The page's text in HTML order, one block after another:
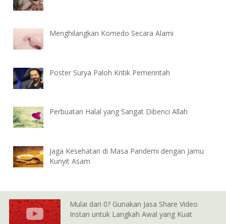
Menghilangkan Komedo Secara Alami
Poster Surya Paloh Kritik Pemerintah
Perbuatan Halal yang Sangat Dibenci Allah
Jaga Kesehatan di Masa Pandemi dengan Jamu
Kunyit Asam
Mulai dari 0? Gunakan Jasa Share Video
Instan untuk Langkah Awal yang Kuat